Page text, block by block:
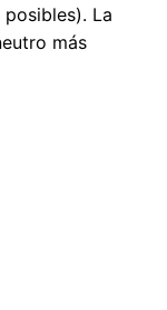
La
más